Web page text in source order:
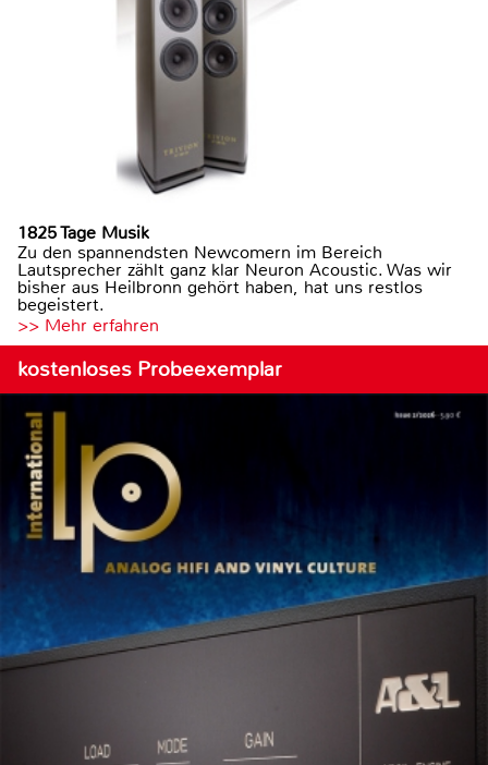
1825 Tage Musik
Zu den spannendsten Newcomern im Bereich
Lautsprecher zählt ganz klar Neuron Acoustic. Was wir
bisher aus Heilbronn gehört haben, hat uns restlos
begeistert.
>> Mehr erfahren
kostenloses Probeexemplar